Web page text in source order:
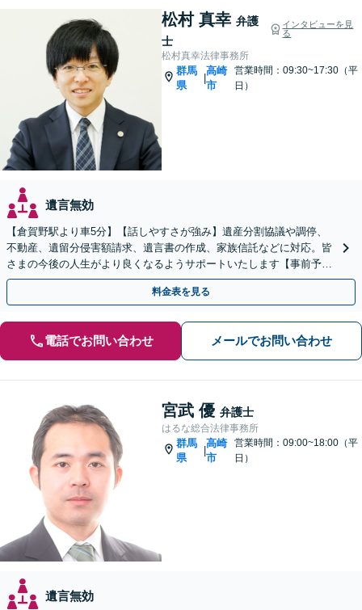
松村 真幸 弁護
士
インタビューを見
る
松村真幸法律事務所
群馬
県
|
高崎
市
営業時間：09:30~17:30（平
日）
遺言無効
【倉賀野駅より車5分】【話しやすさが強み】遺産分割協議や調停、
不動産、遺留分侵害額請求、遺言書の作成、家族信託などに対応。皆
さまの今後の人生がより良くなるようサポートいたします【事前予約
で時間外面談可】【ビデオ面談可】【初回面談無料】
料金表を見る
電話でお問い合わせ メールでお問い合わせ
宮武 優 弁護士
はるな総合法律事務所
群馬
県
|
高崎
市
営業時間：09:00~18:00（平
日）
遺言無効